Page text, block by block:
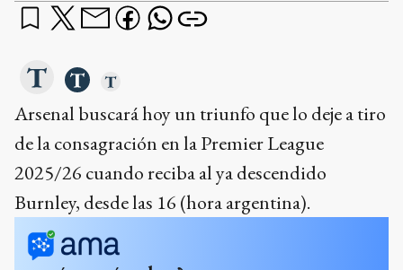
Arsenal buscará hoy un triunfo que lo deje a tiro
de la consagración en la Premier League
2025/26 cuando reciba al ya descendido
Burnley, desde las 16 (hora argentina).